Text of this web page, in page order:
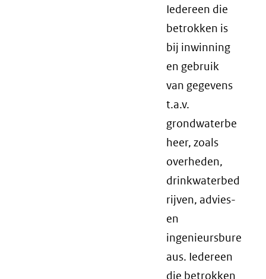
Iedereen die
betrokken is
bij inwinning
en gebruik
van gegevens
t.a.v.
grondwaterbe
heer, zoals
overheden,
drinkwaterbed
rijven, advies-
en
ingenieursbure
aus. Iedereen
die betrokken